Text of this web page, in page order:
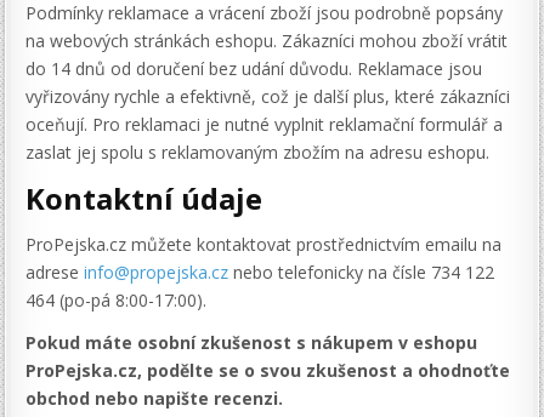
Podmínky reklamace a vrácení zboží jsou podrobně popsány
na webových stránkách eshopu. Zákazníci mohou zboží vrátit
do 14 dnů od doručení bez udání důvodu. Reklamace jsou
vyřizovány rychle a efektivně, což je další plus, které zákazníci
oceňují. Pro reklamaci je nutné vyplnit reklamační formulář a
zaslat jej spolu s reklamovaným zbožím na adresu eshopu.
Kontaktní údaje
ProPejska.cz můžete kontaktovat prostřednictvím emailu na
adreseinfo@propejska.cz nebo telefonicky na čísle 734 122
464 (po-pá 8:00-17:00).
Pokud máte osobní zkušenost s nákupem v eshopu
ProPejska.cz, podělte se o svou zkušenost a ohodnoťte
obchod nebo napište recenzi.